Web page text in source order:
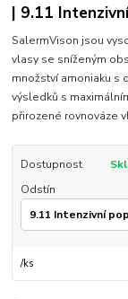
| 9.11
SalermVison jsou
vlasy se sníženým
množství amoniaku s
výsledků s
přirozené rovnováze
Dostupnost
Odstín
/ks